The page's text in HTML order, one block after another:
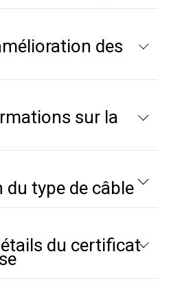
des
sur la
type de câble
du certificat